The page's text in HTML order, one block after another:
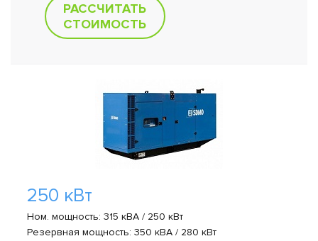
РАССЧИТАТЬ
СТОИМОСТЬ
250 кВт
Ном. мощность: 315 кВА / 250 кВт
Резервная мощность: 350 кВА / 280 кВт